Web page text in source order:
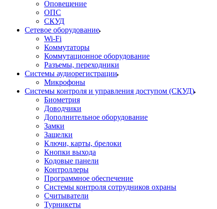
Оповещение
ОПС
СКУД
Сетевое оборудование
Wi-Fi
Коммутаторы
Коммутационное оборудование
Разъемы, переходники
Системы аудиорегистрации
Микрофоны
Системы контроля и управления доступом (СКУД)
Биометрия
Доводчики
Дополнительное оборудование
Замки
Защелки
Ключи, карты, брелоки
Кнопки выхода
Кодовые панели
Контроллеры
Программное обеспечение
Системы контроля сотрудников охраны
Считыватели
Турникеты